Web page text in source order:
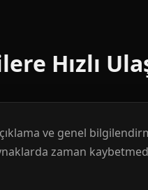
Hızlı
ve genel
zaman